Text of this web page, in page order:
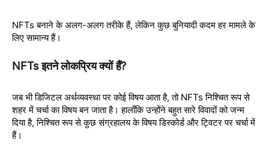
NFTs बनाने के अलग-अलग तरीके हैं, लेकिन कुछ बुनियादी कदम हर मामले के
लिए सामान्य हैं।
NFTs इतने लोकप्रिय क्यों हैं?
जब भी डिजिटल अर्थव्यवस्था पर कोई विषय आता है, तो NFTs निश्चित रूप से
शहर में चर्चा का विषय बन जाता है। हालाँकि उन्होंने बहुत सारे विवादों को जन्म
दिया है, निश्चित रूप से कुछ संग्रहालय के विषय डिस्कोर्ड और ट्विटर पर चर्चा में
हैं।